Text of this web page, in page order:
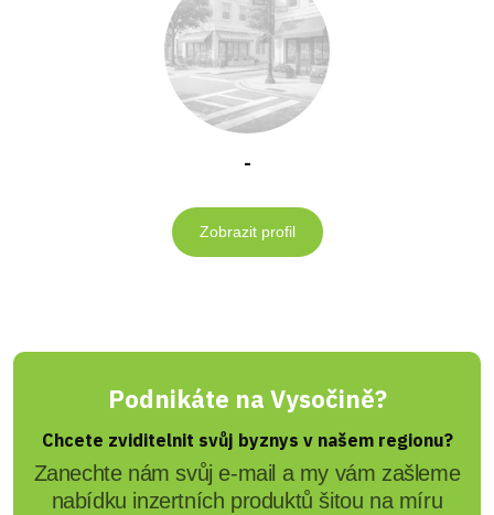
-
Zobrazit profil
Podnikáte na Vysočině?
Chcete zviditelnit svůj byznys v našem regionu?
Zanechte nám svůj e-mail a my vám zašleme
nabídku inzertních produktů šitou na míru